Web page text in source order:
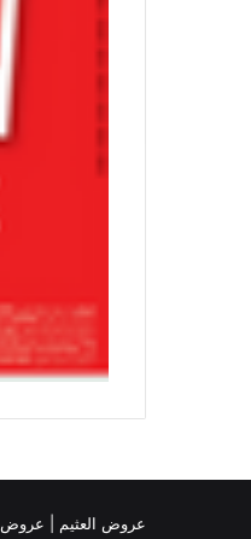
عروض العثيم عروض